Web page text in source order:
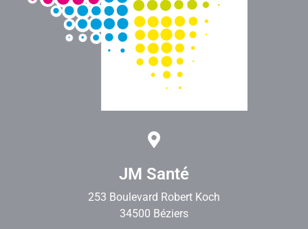
JM Santé
253 Boulevard Robert Koch
34500 Béziers